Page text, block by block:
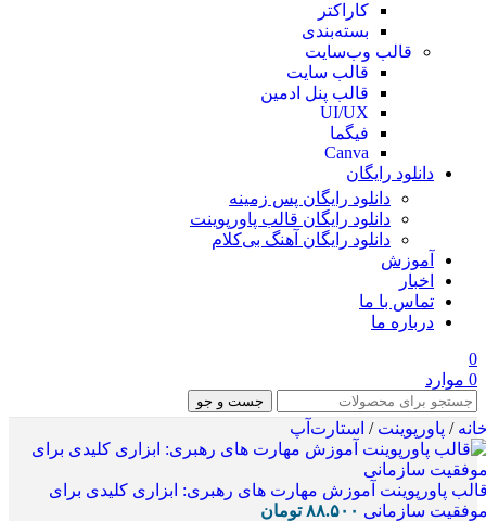
کاراکتر
بسته‌بندی
قالب وب‌سایت
قالب‌ سایت
قالب پنل ادمین
UI/UX
فیگما
Canva
دانلود رایگان
دانلود رایگان پس زمینه
دانلود رایگان قالب‌ پاورپوینت
دانلود رایگان آهنگ بی‌کلام
آموزش
اخبار
تماس با ما
درباره ما
0
0 موارد
جست و جو
/ پاورپوینت/ استارت‌آپ
پاورپوینت آموزش مهارت های رهبری: ابزاری کلیدی برای
سازمانی ۸۸.۵۰۰ تومان